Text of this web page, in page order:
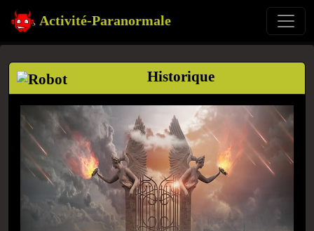
Activité-Paranormale
Historique